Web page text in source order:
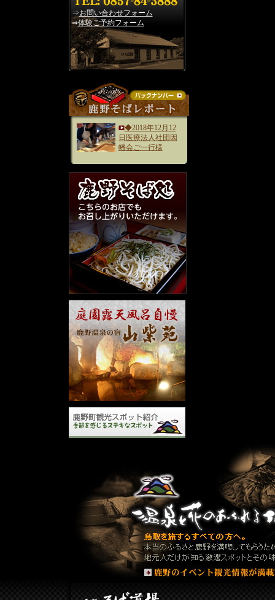
⇒お問い合わせフォーム
⇒体験ご予約フォーム
◆2018年12月12
日医療法人社団因
幡会ご一行様